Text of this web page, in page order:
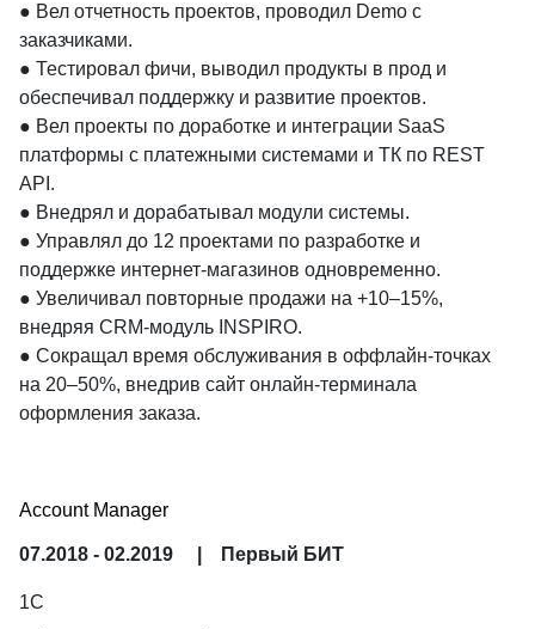
● Вел отчетность проектов, проводил Demo с
заказчиками.
● Тестировал фичи, выводил продукты в прод и
обеспечивал поддержку и развитие проектов.
● Вел проекты по доработке и интеграции SaaS
платформы с платежными системами и ТК по REST
API.
● Внедрял и дорабатывал модули системы.
● Управлял до 12 проектами по разработке и
поддержке интернет-магазинов одновременно.
● Увеличивал повторные продажи на +10–15%,
внедряя CRM-модуль INSPIRO.
● Сокращал время обслуживания в оффлайн-точках
на 20–50%, внедрив сайт онлайн-терминала
оформления заказа.
Account Manager
07.2018 - 02.2019 Первый БИТ
1С